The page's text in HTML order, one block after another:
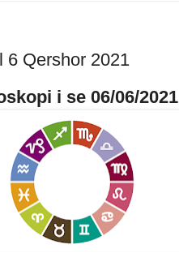
6 Qershor 2021
i se 06/06/2021